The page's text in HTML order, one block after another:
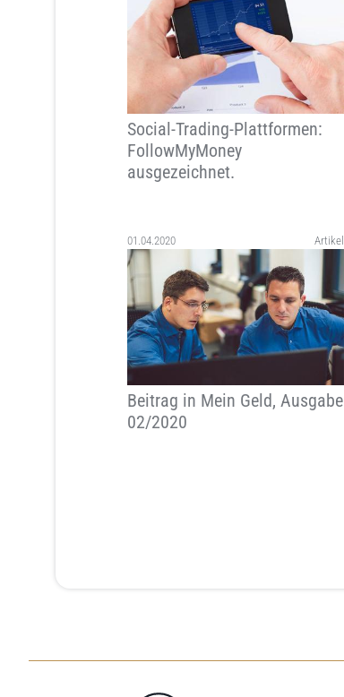
Social-Trading-Plattformen:
FollowMyMoney
ausgezeichnet.
01.04.2020 Artikel
Beitrag in Mein Geld, Ausgabe
02/2020